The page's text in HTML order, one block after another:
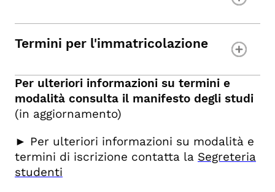
Termini per l'immatricolazione
Per ulteriori informazioni su termini e
modalità consulta il manifesto degli studi
(in aggiornamento)
► Per ulteriori informazioni su modalità e
termini di iscrizione contatta la Segreteria
studenti